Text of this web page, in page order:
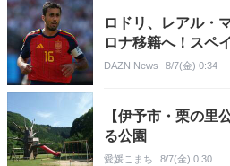
ロドリ、レアル・
ロナ移籍へ！スペ
DAZN News 8/7(金) 0:34
【伊予市・栗の里
る公園
愛媛こまち 8/7(金) 0:30